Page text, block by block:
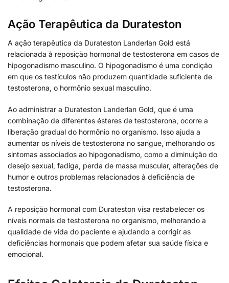
Ação Terapêutica da Durateston
A ação terapêutica da Durateston Landerlan Gold está
relacionada à reposição hormonal de testosterona em casos de
hipogonadismo masculino. O hipogonadismo é uma condição
em que os testículos não produzem quantidade suficiente de
testosterona, o hormônio sexual masculino.
Ao administrar a Durateston Landerlan Gold, que é uma
combinação de diferentes ésteres de testosterona, ocorre a
liberação gradual do hormônio no organismo. Isso ajuda a
aumentar os níveis de testosterona no sangue, melhorando os
sintomas associados ao hipogonadismo, como a diminuição do
desejo sexual, fadiga, perda de massa muscular, alterações de
humor e outros problemas relacionados à deficiência de
testosterona.
A reposição hormonal com Durateston visa restabelecer os
níveis normais de testosterona no organismo, melhorando a
qualidade de vida do paciente e ajudando a corrigir as
deficiências hormonais que podem afetar sua saúde física e
emocional.